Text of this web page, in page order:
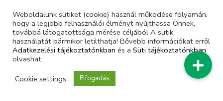
Weboldalunk sütiket (cookie) használ működése folyamán,
hogy a legjobb felhasználói élményt nyújthassa Önnek,
továbbá látogatottsága mérése céljából A sütik
használatát bármikor letilthatja! Bővebb információkat erről
Adatkezelési tájékoztatónkban és a Süti tájékoztatónkban
olvashat.
Cookie settings
Elfogadás